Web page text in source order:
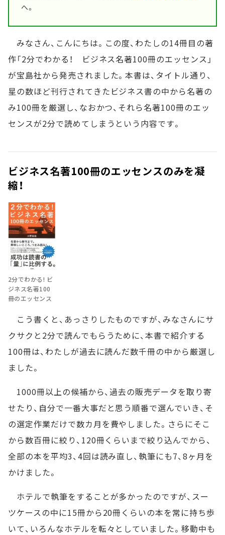
へ。
みなさん、こんにちは。この度、わたしの14冊目の著
作「2分でわかる！ ビジネス名著100冊のエッセンス」
が宝島社から発売されました。本書は、タイトル通り、
星の数ほど刊行されてきたビジネス書の中から名著の
み100冊を厳選し、なおかつ、それら名著100冊のエッ
センスが2分で読めてしまうという内容です。
ビジネス名著100冊のエッセンスのみを凝
縮！
2分でわかる! ビ
ジネス名著100
冊のエッセンス
こう書くと、あっさりしたものですが、みなさんにサ
クサクと2分で読んでもらうために、本書で紹介する
100冊は、わたしが過去に読んだ数千冊の中から厳選し
ました。
1000冊以上の候補から、過去の販売データを取り寄
せたり、自分で一番大事だと思う順番で選んでいき、そ
の選定作業だけで数カ月を費やしました。さらにそこ
から数百冊に絞り、120冊くらいまで絞り込んでから、
全部の本を平均3、4回は読み直し、執筆にも7、8ヶ月を
かけました。
ホテルで執筆をすることが多かったのですが、スー
ツケースの中に15冊から20冊くらいの本を常に持ち歩
いて、いろんなホテルを転々としていました。移動中も